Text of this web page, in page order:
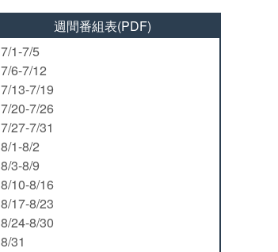
週間番組表(PDF)
7/1-7/5
7/6-7/12
7/13-7/19
7/20-7/26
7/27-7/31
8/1-8/2
8/3-8/9
8/10-8/16
8/17-8/23
8/24-8/30
8/31